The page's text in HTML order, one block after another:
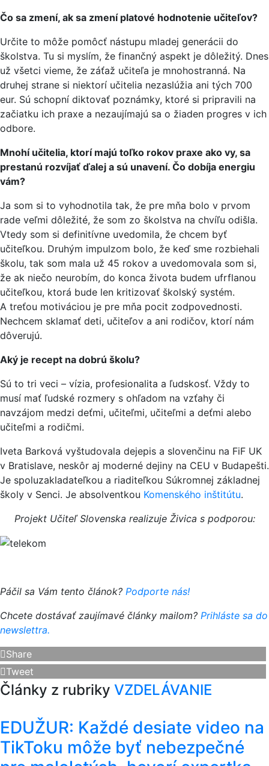
Čo sa zmení, ak sa zmení platové hodnotenie učiteľov?
Určite to môže pomôcť nástupu mladej generácii do
školstva. Tu si myslím, že finančný aspekt je dôležitý. Dnes
už všetci vieme, že záťaž učiteľa je mnohostranná. Na
druhej strane si niektorí učitelia nezaslúžia ani tých 700
eur. Sú schopní diktovať poznámky, ktoré si pripravili na
začiatku ich praxe a nezaujímajú sa o žiaden progres v ich
odbore.
Mnohí učitelia, ktorí majú toľko rokov praxe ako vy, sa
prestanú rozvíjať ďalej a sú unavení. Čo dobíja energiu
vám?
Ja som si to vyhodnotila tak, že pre mňa bolo v prvom
rade veľmi dôležité, že som zo školstva na chvíľu odišla.
Vtedy som si definitívne uvedomila, že chcem byť
učiteľkou. Druhým impulzom bolo, že keď sme rozbiehali
školu, tak som mala už 45 rokov a uvedomovala som si,
že ak niečo neurobím, do konca života budem ufrflanou
učiteľkou, ktorá bude len kritizovať školský systém.
A treťou motiváciou je pre mňa pocit zodpovednosti.
Nechcem sklamať deti, učiteľov a ani rodičov, ktorí nám
dôverujú.
Aký je recept na dobrú školu?
Sú to tri veci – vízia, profesionalita a ľudskosť. Vždy to
musí mať ľudské rozmery s ohľadom na vzťahy či
navzájom medzi deťmi, učiteľmi, učiteľmi a deťmi alebo
učiteľmi a rodičmi.
Iveta Barková vyštudovala dejepis a slovenčinu na FiF UK
v Bratislave, neskôr aj moderné dejiny na CEU v Budapešti.
Je spoluzakladateľkou a riaditeľkou Súkromnej základnej
školy v Senci. Je absolventkou Komenského inštitútu.
Projekt Učiteľ Slovenska realizuje Živica s podporou:
Páčil sa Vám tento článok? Podporte nás!
Chcete dostávať zaujímavé články mailom? Prihláste sa do
newslettra.
Share
Tweet
Články z rubriky VZDELÁVANIE
EDUŽUR: Každé desiate video na
TikToku môže byť nebezpečné